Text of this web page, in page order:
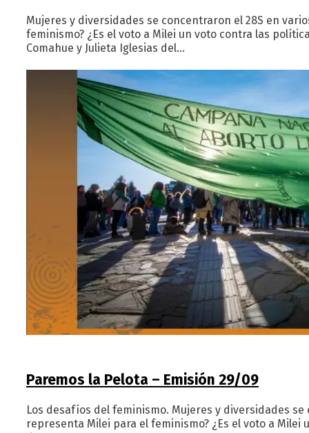
Mujeres y diversidades se concentraron el 28S en
feminismo? ¿Es el voto a Milei un voto contra las
Comahue y Julieta Iglesias del…
Paremos la Pelota – Emisión 29/09
Los desafíos del feminismo. Mujeres y diversidades
representa Milei para el feminismo? ¿Es el voto a